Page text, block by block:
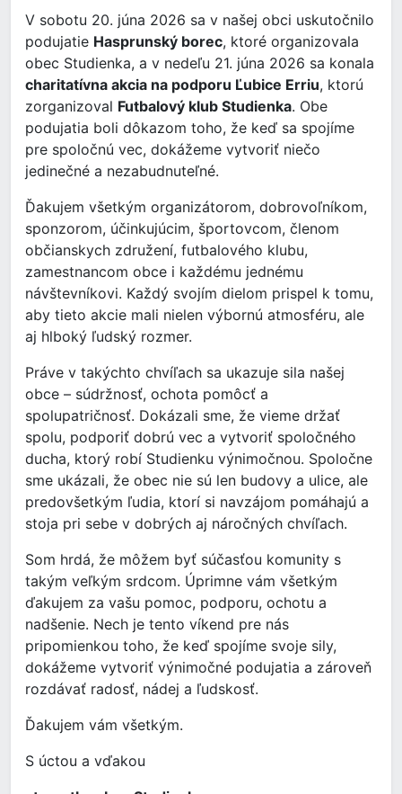
V sobotu 20. júna 2026 sa v našej obci uskutočnilo
podujatie Hasprunský borec, ktoré organizovala
obec Studienka, a v nedeľu 21. júna 2026 sa konala
charitatívna akcia na podporu Ľubice Erriu, ktorú
zorganizoval Futbalový klub Studienka. Obe
podujatia boli dôkazom toho, že keď sa spojíme
pre spoločnú vec, dokážeme vytvoriť niečo
jedinečné a nezabudnuteľné.
Ďakujem všetkým organizátorom, dobrovoľníkom,
sponzorom, účinkujúcim, športovcom, členom
občianskych združení, futbalového klubu,
zamestnancom obce i každému jednému
návštevníkovi. Každý svojím dielom prispel k tomu,
aby tieto akcie mali nielen výbornú atmosféru, ale
aj hlboký ľudský rozmer.
Práve v takýchto chvíľach sa ukazuje sila našej
obce – súdržnosť, ochota pomôcť a
spolupatričnosť. Dokázali sme, že vieme držať
spolu, podporiť dobrú vec a vytvoriť spoločného
ducha, ktorý robí Studienku výnimočnou. Spoločne
sme ukázali, že obec nie sú len budovy a ulice, ale
predovšetkým ľudia, ktorí si navzájom pomáhajú a
stoja pri sebe v dobrých aj náročných chvíľach.
Som hrdá, že môžem byť súčasťou komunity s
takým veľkým srdcom. Úprimne vám všetkým
ďakujem za vašu pomoc, podporu, ochotu a
nadšenie. Nech je tento víkend pre nás
pripomienkou toho, že keď spojíme svoje sily,
dokážeme vytvoriť výnimočné podujatia a zároveň
rozdávať radosť, nádej a ľudskosť.
Ďakujem vám všetkým.
S úctou a vďakou